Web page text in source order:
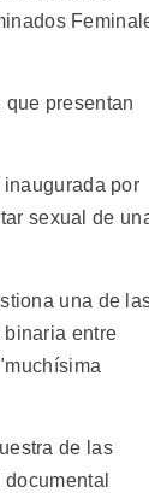
presentan
por
sexual de
una de
binaria entre
de las